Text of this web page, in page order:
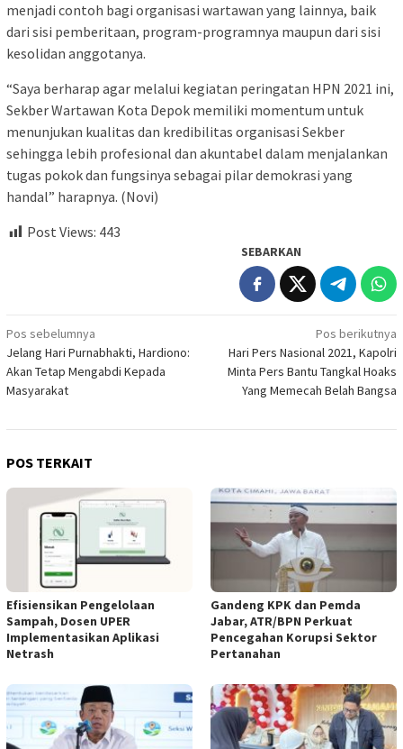
menjadi contoh bagi organisasi wartawan yang lainnya, baik
dari sisi pemberitaan, program-programnya maupun dari sisi
kesolidan anggotanya.
“Saya berharap agar melalui kegiatan peringatan HPN 2021 ini,
Sekber Wartawan Kota Depok memiliki momentum untuk
menunjukan kualitas dan kredibilitas organisasi Sekber
sehingga lebih profesional dan akuntabel dalam menjalankan
tugas pokok dan fungsinya sebagai pilar demokrasi yang
handal” harapnya. (Novi)
Post Views: 443
SEBARKAN
Navigasi
pos
Pos sebelumnya
Jelang Hari Purnabhakti, Hardiono:
Akan Tetap Mengabdi Kepada
Masyarakat
Pos berikutnya
Hari Pers Nasional 2021, Kapolri
Minta Pers Bantu Tangkal Hoaks
Yang Memecah Belah Bangsa
POS TERKAIT
Efisiensikan Pengelolaan
Sampah, Dosen UPER
Implementasikan Aplikasi
Netrash
Gandeng KPK dan Pemda
Jabar, ATR/BPN Perkuat
Pencegahan Korupsi Sektor
Pertanahan